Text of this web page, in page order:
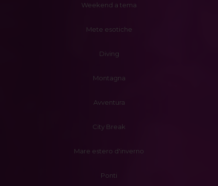
Weekend a tema
Mete esotiche
Diving
Montagna
Avventura
City Break
Mare estero d'inverno
Ponti